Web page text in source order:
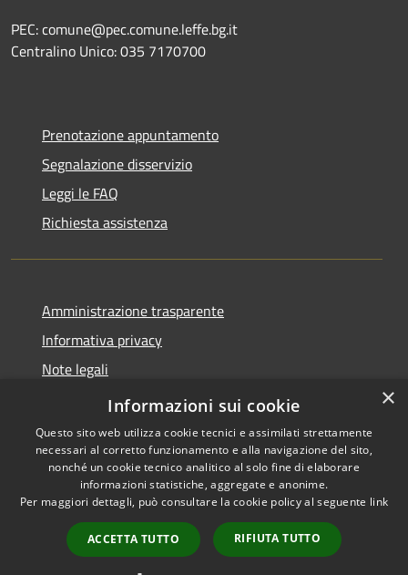
PEC: comune@pec.comune.leffe.bg.it
Centralino Unico: 035 7170700
Prenotazione appuntamento
Segnalazione disservizio
Leggi le FAQ
Richiesta assistenza
Amministrazione trasparente
Informativa privacy
Note legali
Dichiarazione di accessibilità
Accessibilità
Copyright © 2026 • Comune di
Leffe • Powered by
Municipium•
Accesso
redazione
×
Informazioni sui cookie
Questo sito web utilizza cookie tecnici e assimilati strettamente
necessari al corretto funzionamento e alla navigazione del sito,
nonché un cookie tecnico analitico al solo fine di elaborare
informazioni statistiche, aggregate e anonime.
Per maggiori dettagli, può consultare la cookie policy al seguente link
ACCETTA TUTTO RIFIUTA TUTTO